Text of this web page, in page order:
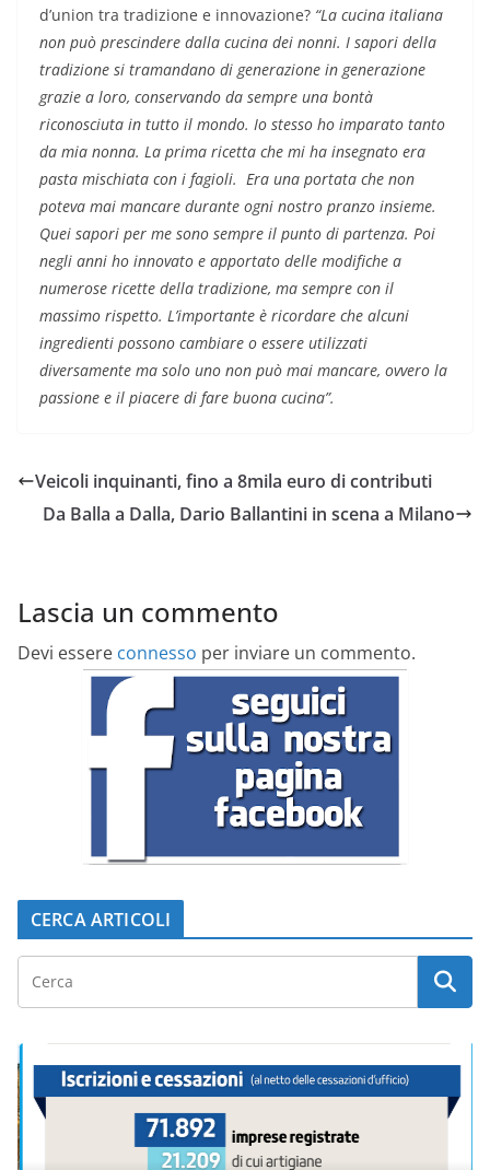
d’union tra tradizione e innovazione? “La cucina italiana
non può prescindere dalla cucina dei nonni. I sapori della
tradizione si tramandano di generazione in generazione
grazie a loro, conservando da sempre una bontà
riconosciuta in tutto il mondo. Io stesso ho imparato tanto
da mia nonna. La prima ricetta che mi ha insegnato era
pasta mischiata con i fagioli. Era una portata che non
poteva mai mancare durante ogni nostro pranzo insieme.
Quei sapori per me sono sempre il punto di partenza. Poi
negli anni ho innovato e apportato delle modifiche a
numerose ricette della tradizione, ma sempre con il
massimo rispetto. L’importante è ricordare che alcuni
ingredienti possono cambiare o essere utilizzati
diversamente ma solo uno non può mai mancare, ovvero la
passione e il piacere di fare buona cucina”.
Veicoli inquinanti, fino a 8mila euro di contributi
Da Balla a Dalla, Dario Ballantini in scena a Milano
Lascia un commento
Devi essere connesso per inviare un commento.
CERCA ARTICOLI